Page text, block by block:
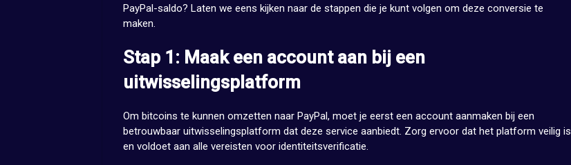
PayPal-saldo? Laten we eens kijken naar de stappen die je kunt volgen om deze conversie te
maken.
Stap 1: Maak een account aan bij een
uitwisselingsplatform
Om bitcoins te kunnen omzetten naar PayPal, moet je eerst een account aanmaken bij een
betrouwbaar uitwisselingsplatform dat deze service aanbiedt. Zorg ervoor dat het platform veilig is
en voldoet aan alle vereisten voor identiteitsverificatie.